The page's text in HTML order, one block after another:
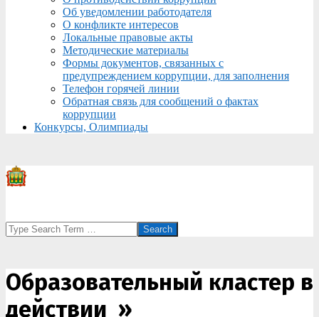
Об уведомлении работодателя
О конфликте интересов
Локальные правовые акты
Методические материалы
Формы документов, связанных с
предупреждением коррупции, для заполнения
Телефон горячей линии
Обратная связь для сообщений о фактах
коррупции
Конкурсы, Олимпиады
Search
Образовательный кластер в
действии »